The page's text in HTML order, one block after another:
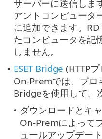
サーバーに送信しま
アントコンピュータ
に追加できます。
たコンピュータを記
しません。
• ESET Bridge (HTTPプ
On-Premでは、プロ
Bridgeを使用して、
• ダウンロードとキ
On-Premによって
ュールアップデー